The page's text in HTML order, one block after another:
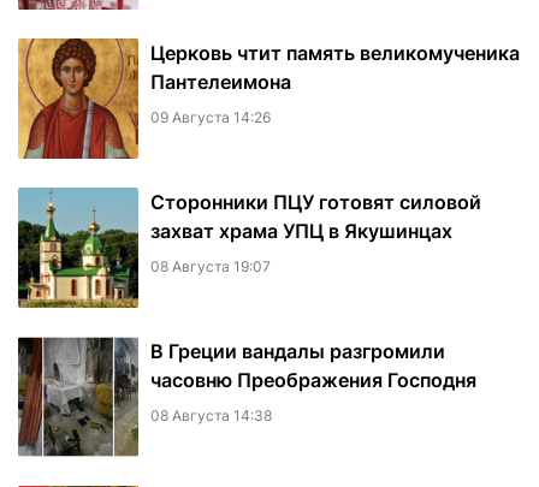
Церковь чтит память великомученика
Пантелеимона
09 Августа 14:26
Сторонники ПЦУ готовят силовой
захват храма УПЦ в Якушинцах
08 Августа 19:07
В Греции вандалы разгромили
часовню Преображения Господня
08 Августа 14:38